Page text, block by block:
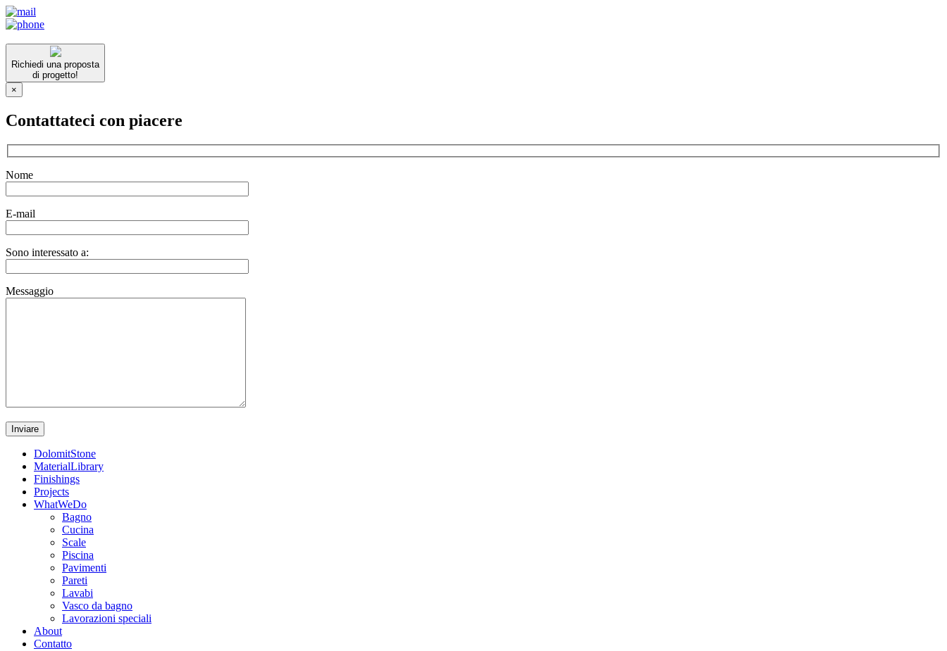
Richiedi una proposta
di progetto!
×
Contattateci con piacere
Nome
E-mail
Sono interessato a:
Messaggio
DolomitStone
MaterialLibrary
Finishings
Projects
WhatWeDo
Bagno
Cucina
Scale
Piscina
Pavimenti
Pareti
Lavabi
Vasco da bagno
Lavorazioni speciali
About
Contatto